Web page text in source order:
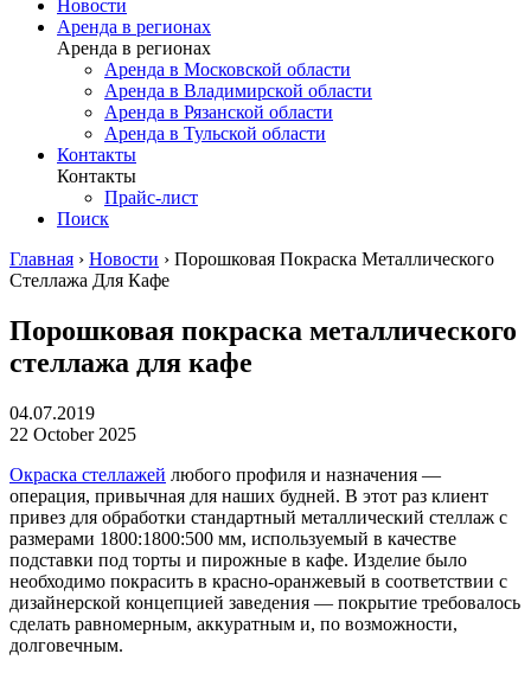
Новости
Аренда в регионах
Аренда в регионах
Аренда в Московской области
Аренда в Владимирской области
Аренда в Рязанской области
Аренда в Тульской области
Контакты
Контакты
Прайс-лист
Поиск
Главная › Новости › Порошковая Покраска Металлического
Стеллажа Для Кафе
Порошковая покраска металлического
стеллажа для кафе
04.07.2019
22 October 2025
Окраска стеллажей любого профиля и назначения —
операция, привычная для наших будней. В этот раз клиент
привез для обработки стандартный металлический стеллаж с
размерами 1800:1800:500 мм, используемый в качестве
подставки под торты и пирожные в кафе. Изделие было
необходимо покрасить в красно-оранжевый в соответствии с
дизайнерской концепцией заведения — покрытие требовалось
сделать равномерным, аккуратным и, по возможности,
долговечным.